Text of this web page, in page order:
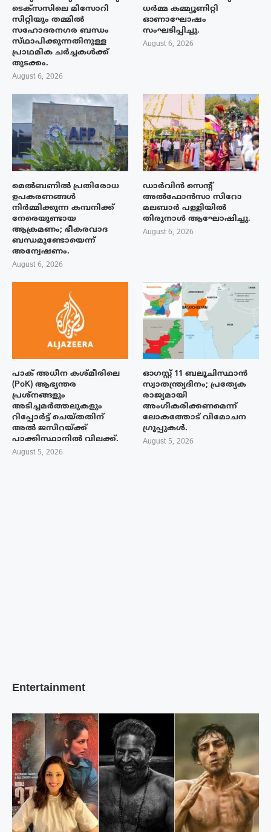
ടെക്‌സസിലെ മിസോറി
സിറ്റിയും തമ്മിൽ
സഹോദരനഗര ബന്ധം
സ്‌ഥാപിക്കുന്നതിനുള്ള
പ്രാഥമിക ചർച്ചകൾക്ക്
തുടക്കം.
August 6, 2026
ധർമ്മ കമ്മ്യൂണിറ്റി
ഓണാഘോഷം
സംഘടിപ്പിച്ചു.
August 6, 2026
മെൽബണിൽ പ്രതിരോധ
ഉപകരണങ്ങൾ
നിർമ്മിക്കുന്ന കമ്പനിക്ക്
നേരെയുണ്ടായ
ആക്രമണം; ഭീകരവാദ
ബന്ധമുണ്ടോയെന്ന്
അന്വേഷണം.
August 6, 2026
ഡാർവിൻ സെന്റ്
അൽഫോൻസാ സിറോ
മലബാർ പള്ളിയിൽ
തിരുനാൾ ആഘോഷിച്ചു.
August 6, 2026
പാക് അധീന കശ്മീരിലെ
(PoK) ആഭ്യന്തര
പ്രശ്നങ്ങളും
അടിച്ചമർത്തലുകളും
റിപ്പോർട്ട് ചെയ്തതിന്
അൽ ജസീറയ്‌ക്ക്
പാക്കിസ്ഥാനിൽ വിലക്ക്.
August 5, 2026
ഓഗസ്റ്റ് 11 ബലൂചിസ്ഥാൻ
സ്വാതന്ത്ര്യദിനം; പ്രത്യേക
രാജ്യമായി
അംഗീകരിക്കണമെന്ന്
ലോകത്തോട് വിമോചന
ഗ്രൂപ്പുകൾ.
August 5, 2026
Entertainment